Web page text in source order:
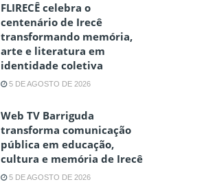
FLIRECÊ celebra o
centenário de Irecê
transformando memória,
arte e literatura em
identidade coletiva
5 DE AGOSTO DE 2026
Web TV Barriguda
transforma comunicação
pública em educação,
cultura e memória de Irecê
5 DE AGOSTO DE 2026